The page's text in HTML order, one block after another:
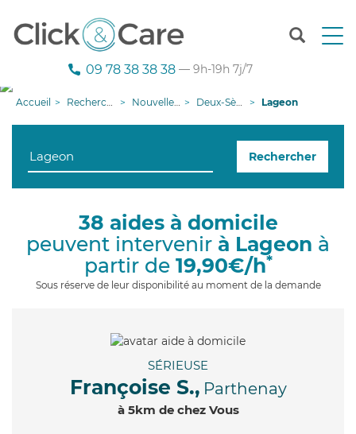
T
n
g
09 78 38 38 38 — 9h-19h 7j/7
Accueil Recherche aide à domicile Nouvelle-Aquitaine Deux-Sèvres Lageon
Rechercher
38 aides à domicile
peuvent intervenir à Lageon à
partir de 19,90€/h*
Sous réserve de leur disponibilité au moment de la demande
SÉRIEUSE
Françoise S., Parthenay
à 5km de chez Vous